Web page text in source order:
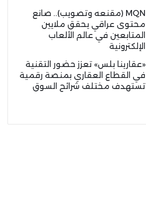
MQN (مقنعه وتصويب).. صانع
محتوى عراقي يحقق ملايين
المتابعين في عالم الألعاب
الإلكترونية
«عقارينا بلس» تعزز حضور التقنية
في القطاع العقاري بمنصة رقمية
تستهدف مختلف شرائح السوق